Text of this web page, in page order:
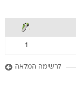
1
לרשימה המלאה